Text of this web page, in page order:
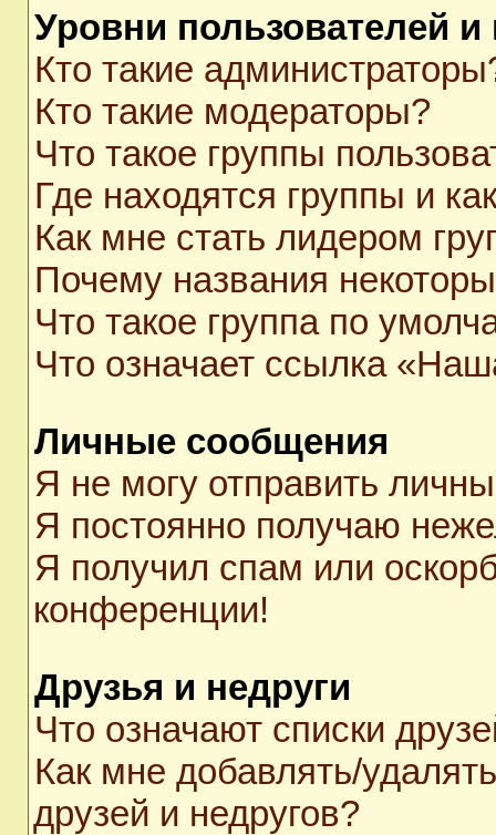
Уровни пользователей и
Кто такие
Кто такие модераторы?
Что такое группы
Где находятся группы и
Как мне стать лидером
Почему названия
Что такое группа по
Что означает ссылка
Личные сообщения
Я не могу отправить
Я постоянно получаю
Я получил спам или
конференции!
Друзья и недруги
Что означают списки
Как мне добавлять/
друзей и недругов?